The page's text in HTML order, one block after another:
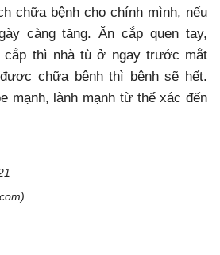
chữa bệnh cho chính mình, nếu
càng tăng. Ăn cắp quen tay,
thì nhà tù ở ngay trước mắt
chữa bệnh thì bệnh sẽ hết.
mạnh, lành mạnh từ thể xác đến